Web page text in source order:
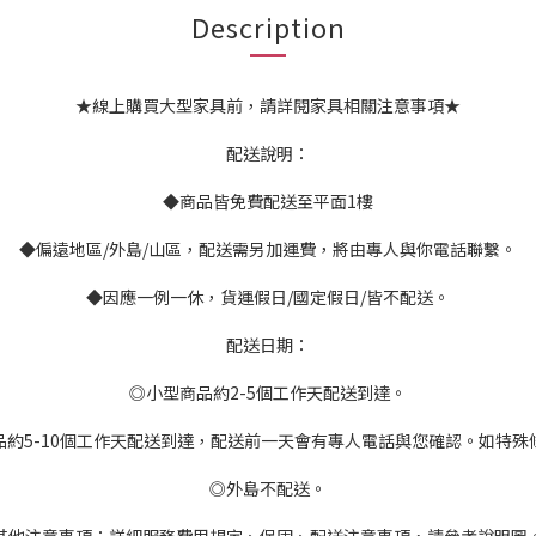
Description
★線上購買大型家具前，請詳閱家具相關注意事項★
配送說明：
◆商品皆免費配送至平面1樓
◆偏遠地區/外島/山區，配送需另加運費，將由專人與你電話聯繫。
◆因應一例一休，貨運假日/國定假日/皆不配送。
配送日期：
◎小型商品約2-5個工作天配送到達。
5-10個工作天配送到達，配送前一天會有專人電話與您確認。如特殊
◎外島不配送。